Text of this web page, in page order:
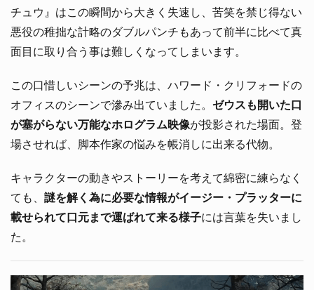
チュウ』はこの瞬間から大きく失速し、苦笑を禁じ得ない
悪役の稚拙な計略のダブルパンチもあって前半に比べて真
面目に取り合う事は難しくなってしまいます。
この口惜しいシーンの予兆は、ハワード・クリフォードの
オフィスのシーンで滲み出ていました。 ゼウスも開いた口
が塞がらない万能なホログラム映像が投影された場面。登
場させれば、脚本作家の悩みを帳消しに出来る代物。
キャラクターの動きやストーリーを考えて綿密に練らなく
ても、 謎を解く為に必要な情報がイージー・プラッターに
載せられて口元まで運ばれて来る様子には言葉を失いまし
た。